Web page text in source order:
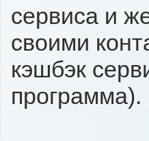
сервиса и
своими
кэшбэк
программа).